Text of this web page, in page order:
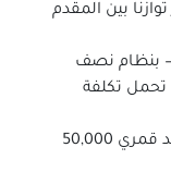
بين المقدم
— بنظام نصف
تكلفة
جدية الحجز: تبلغ جدية الحجز في كمبوند قمري 50,000